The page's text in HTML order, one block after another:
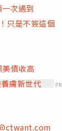
次遇到
只是不簽這個
債收高
膚新世代
PR